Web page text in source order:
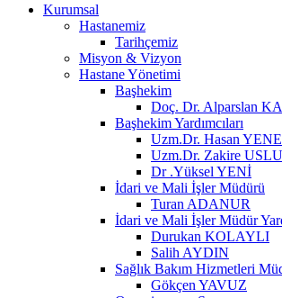
Kurumsal
Hastanemiz
Tarihçemiz
Misyon & Vizyon
Hastane Yönetimi
Başhekim
Doç. Dr. Alparslan
Başhekim Yardımcıları
Uzm.Dr. Hasan
Uzm.Dr. Zakire USLU
Dr .Yüksel YENİ
İdari ve Mali İşler Müdürü
Turan ADANUR
İdari ve Mali İşler Müdür
Durukan KOLAYLI
Salih AYDIN
Sağlık Bakım Hizmetleri
Gökçen YAVUZ